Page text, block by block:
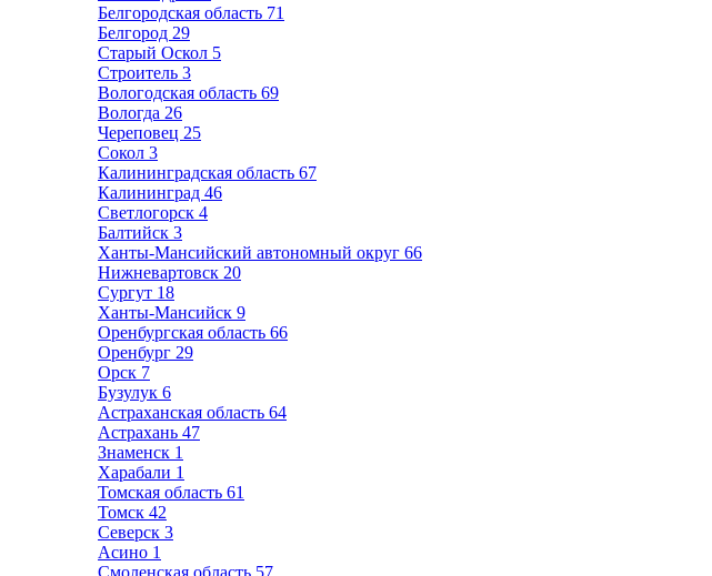
Белгородская область 71
Белгород 29
Старый Оскол 5
Строитель 3
Вологодская область 69
Вологда 26
Череповец 25
Сокол 3
Калининградская область 67
Калининград 46
Светлогорск 4
Балтийск 3
Ханты-Мансийский автономный округ 66
Нижневартовск 20
Сургут 18
Ханты-Мансийск 9
Оренбургская область 66
Оренбург 29
Орск 7
Бузулук 6
Астраханская область 64
Астрахань 47
Знаменск 1
Харабали 1
Томская область 61
Томск 42
Северск 3
Асино 1
Смоленская область 57